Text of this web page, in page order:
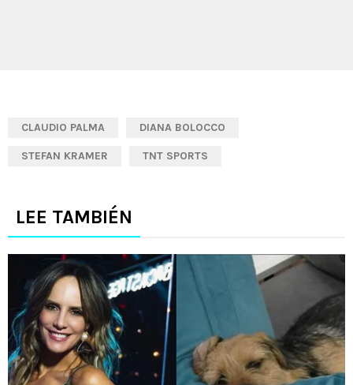
CLAUDIO PALMA DIANA BOLOCCO
STEFAN KRAMER TNT SPORTS
LEE TAMBIÉN